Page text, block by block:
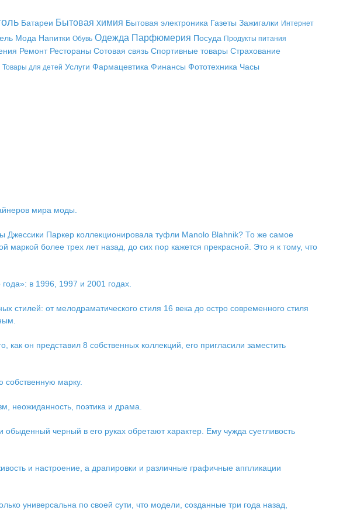
Батареи Бытовая химия Бытовая электроника Газеты Зажигалки Интернет
Мода Напитки Обувь Одежда Парфюмерия Посуда Продукты питания
Ремонт Рестораны Сотовая связь Спортивные товары Страхование
Товары для детей Услуги Фармацевтика Финансы Фототехника Часы
мира моды.
Паркер коллекционировала туфли Manolo Blahnik? То же самое
более трех лет назад, до сих пор кажется прекрасной. Это я к тому, что
в 1996, 1997 и 2001 годах.
стилей: от мелодраматического стиля 16 века до остро современного стиля
он представил 8 собственных коллекций, его пригласили заместить
собственную марку.
неожиданность, поэтика и драма.
черный в его руках обретают характер. Ему чужда суетливость
и настроение, а драпировки и различные графичные аппликации
универсальна по своей сути, что модели, созданные три года назад,